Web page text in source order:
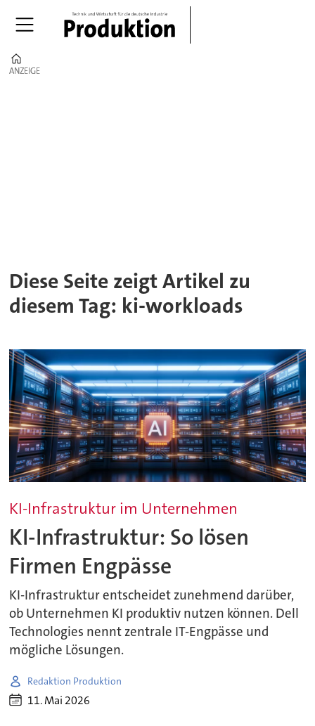
ANZEIGE
ANZEIGE
Diese Seite zeigt Artikel zu
diesem Tag: ki-workloads
KI-Infrastruktur im Unternehmen
KI-Infrastruktur: So lösen
Firmen Engpässe
KI-Infrastruktur entscheidet zunehmend darüber,
ob Unternehmen KI produktiv nutzen können. Dell
Technologies nennt zentrale IT-Engpässe und
mögliche Lösungen.
Redaktion Produktion
11. Mai 2026